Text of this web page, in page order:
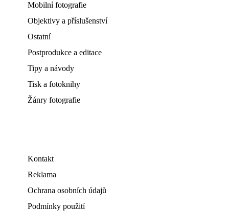
Mobilní fotografie
Objektivy a příslušenství
Ostatní
Postprodukce a editace
Tipy a návody
Tisk a fotoknihy
Žánry fotografie
Kontakt
Reklama
Ochrana osobních údajů
Podmínky použití